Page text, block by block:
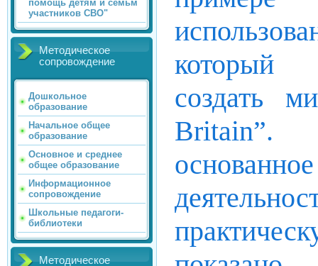
помощь детям и семьм
участников СВО"
Методическое
сопровождение
Дошкольное
образование
Начальное общее
образование
Основное и среднее
общее образование
Информационное
сопровождение
Школьные педагоги-
библиотеки
Методическое
который
создать
Britain”.